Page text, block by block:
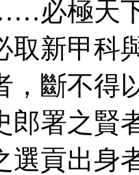
必極天
取新甲科
，斷不得
郎署之賢
選貢出身